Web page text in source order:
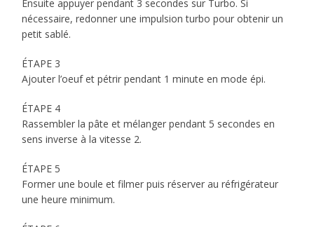
Ensuite appuyer pendant 3 secondes sur Turbo. Si
nécessaire, redonner une impulsion turbo pour obtenir un
petit sablé.
ÉTAPE 3
Ajouter l’oeuf et pétrir pendant 1 minute en mode épi.
ÉTAPE 4
Rassembler la pâte et mélanger pendant 5 secondes en
sens inverse à la vitesse 2.
ÉTAPE 5
Former une boule et filmer puis réserver au réfrigérateur
une heure minimum.